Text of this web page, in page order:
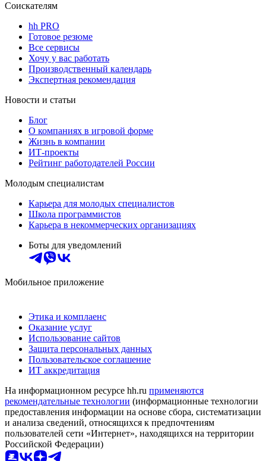
Соискателям
hh PRO
Готовое резюме
Все сервисы
Хочу у вас работать
Производственный календарь
Экспертная рекомендация
Новости и статьи
Блог
О компаниях в игровой форме
Жизнь в компании
ИТ-проекты
Рейтинг работодателей России
Молодым специалистам
Карьера для молодых специалистов
Школа программистов
Карьера в некоммерческих организациях
Боты для уведомлений
Мобильное приложение
Этика и комплаенс
Оказание услуг
Использование сайтов
Защита персональных данных
Пользовательское соглашение
ИТ аккредитация
На информационном ресурсе hh.ru применяются
рекомендательные технологии (информационные технологии
предоставления информации на основе сбора, систематизации
и анализа сведений, относящихся к предпочтениям
пользователей сети «Интернет», находящихся на территории
Российской Федерации)